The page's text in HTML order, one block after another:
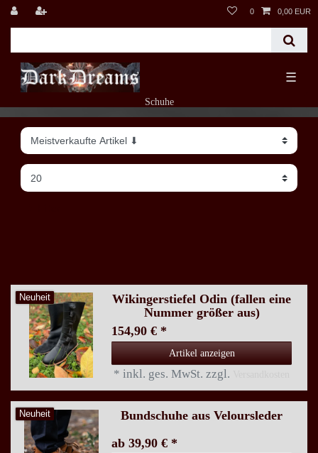
0 0,00 EUR
☰
Schuhe
Neuheit
Wikingerstiefel Odin (fallen eine
Nummer größer aus)
154,90 € *
Artikel anzeigen
* inkl. ges. MwSt. zzgl.
Neuheit
Bundschuhe aus Veloursleder
ab 39,90 € *